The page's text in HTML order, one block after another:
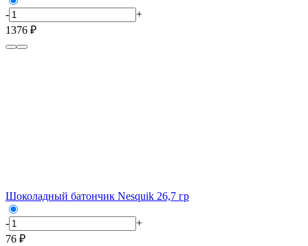
-
+
1376 ₽
Шоколадный батончик Nesquik 26,7 гр
-
+
76 ₽